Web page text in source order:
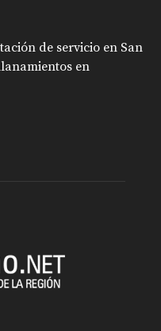
de servicio en San
en